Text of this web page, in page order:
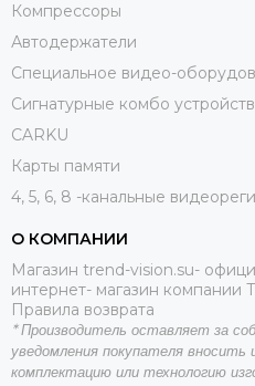
Компрессоры
Автодержатели
Специальное видео-
Сигнатурные комбо
CARKU
Карты памяти
4, 5, 6, 8 -канальные
О КОМПАНИИ
Магазин trend-vision.su-
интернет- магазин компании
Правила возврата
*Производитель оставляет за
уведомления покупателя вносить
комплектацию или технологию